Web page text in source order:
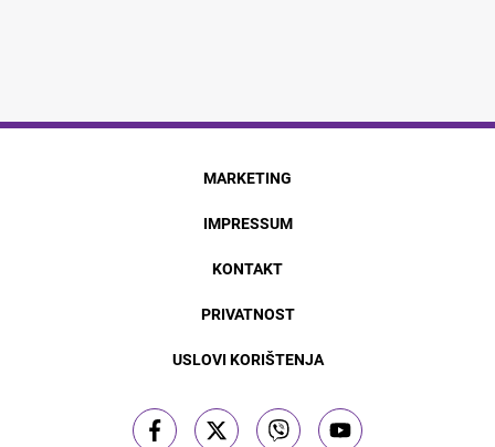
MARKETING
IMPRESSUM
KONTAKT
PRIVATNOST
USLOVI KORIŠTENJA